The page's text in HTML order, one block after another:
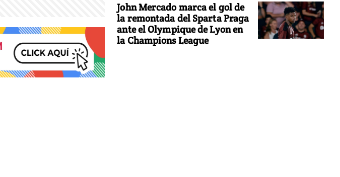
John Mercado marca el gol de
la remontada del Sparta Praga
ante el Olympique de Lyon en
la Champions League